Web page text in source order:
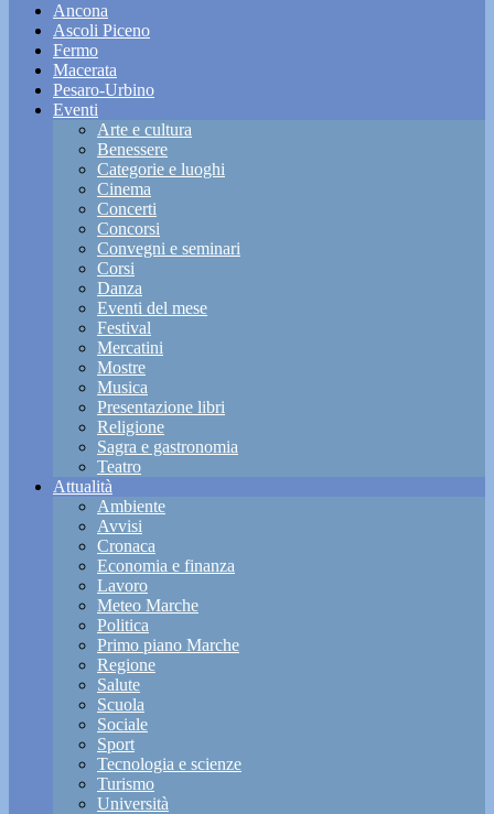
Ancona
Ascoli Piceno
Fermo
Macerata
Pesaro-Urbino
Eventi
Arte e cultura
Benessere
Categorie e luoghi
Cinema
Concerti
Concorsi
Convegni e seminari
Corsi
Danza
Eventi del mese
Festival
Mercatini
Mostre
Musica
Presentazione libri
Religione
Sagra e gastronomia
Teatro
Attualità
Ambiente
Avvisi
Cronaca
Economia e finanza
Lavoro
Meteo Marche
Politica
Primo piano Marche
Regione
Salute
Scuola
Sociale
Sport
Tecnologia e scienze
Turismo
Università